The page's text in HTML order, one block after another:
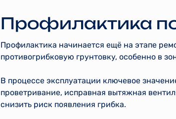
Профилактика
Профилактика начинается ещё на этапе
противогрибковую грунтовку, особенно в
В процессе эксплуатации ключевое
проветривание, исправная вытяжная
снизить риск появления грибка.